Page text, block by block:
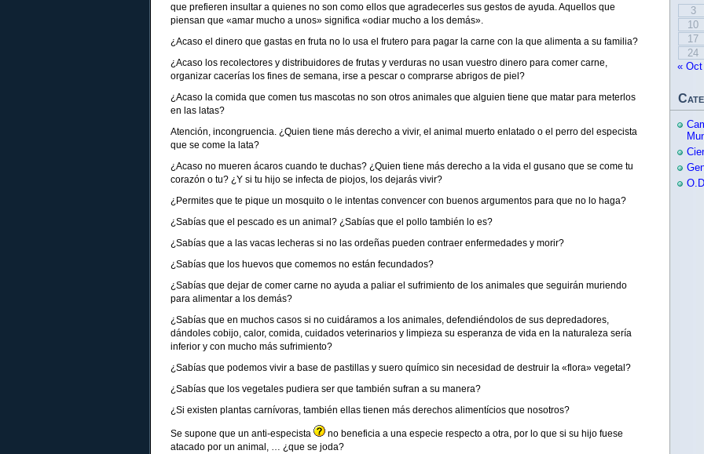
que prefieren insultar a quienes no son como ellos que agradecerles sus gestos de ayuda. Aquellos que
piensan que «amar mucho a unos» significa «odiar mucho a los demás».
¿Acaso el dinero que gastas en fruta no lo usa el frutero para pagar la carne con la que alimenta a su familia?
¿Acaso los recolectores y distribuidores de frutas y verduras no usan vuestro dinero para comer carne,
organizar cacerías los fines de semana, irse a pescar o comprarse abrigos de piel?
¿Acaso la comida que comen tus mascotas no son otros animales que alguien tiene que matar para meterlos
en las latas?
Atención, incongruencia. ¿Quien tiene más derecho a vivir, el animal muerto enlatado o el perro del especista
que se come la lata?
¿Acaso no mueren ácaros cuando te duchas? ¿Quien tiene más derecho a la vida el gusano que se come tu
corazón o tu? ¿Y si tu hijo se infecta de piojos, los dejarás vivir?
¿Permites que te pique un mosquito o le intentas convencer con buenos argumentos para que no lo haga?
¿Sabías que el pescado es un animal? ¿Sabías que el pollo también lo es?
¿Sabías que a las vacas lecheras si no las ordeñas pueden contraer enfermedades y morir?
¿Sabías que los huevos que comemos no están fecundados?
¿Sabías que dejar de comer carne no ayuda a paliar el sufrimiento de los animales que seguirán muriendo
para alimentar a los demás?
¿Sabías que en muchos casos si no cuidáramos a los animales, defendiéndolos de sus depredadores,
dándoles cobijo, calor, comida, cuidados veterinarios y limpieza su esperanza de vida en la naturaleza sería
inferior y con mucho más sufrimiento?
¿Sabías que podemos vivir a base de pastillas y suero químico sin necesidad de destruir la «flora» vegetal?
¿Sabías que los vegetales pudiera ser que también sufran a su manera?
¿Si existen plantas carnívoras, también ellas tienen más derechos alimentícios que nosotros?
Se supone que un anti-especista
no beneficia a una especie respecto a otra, por lo que si su hijo fuese
atacado por un animal, … ¿que se joda?
3
10
17
24
« Oct